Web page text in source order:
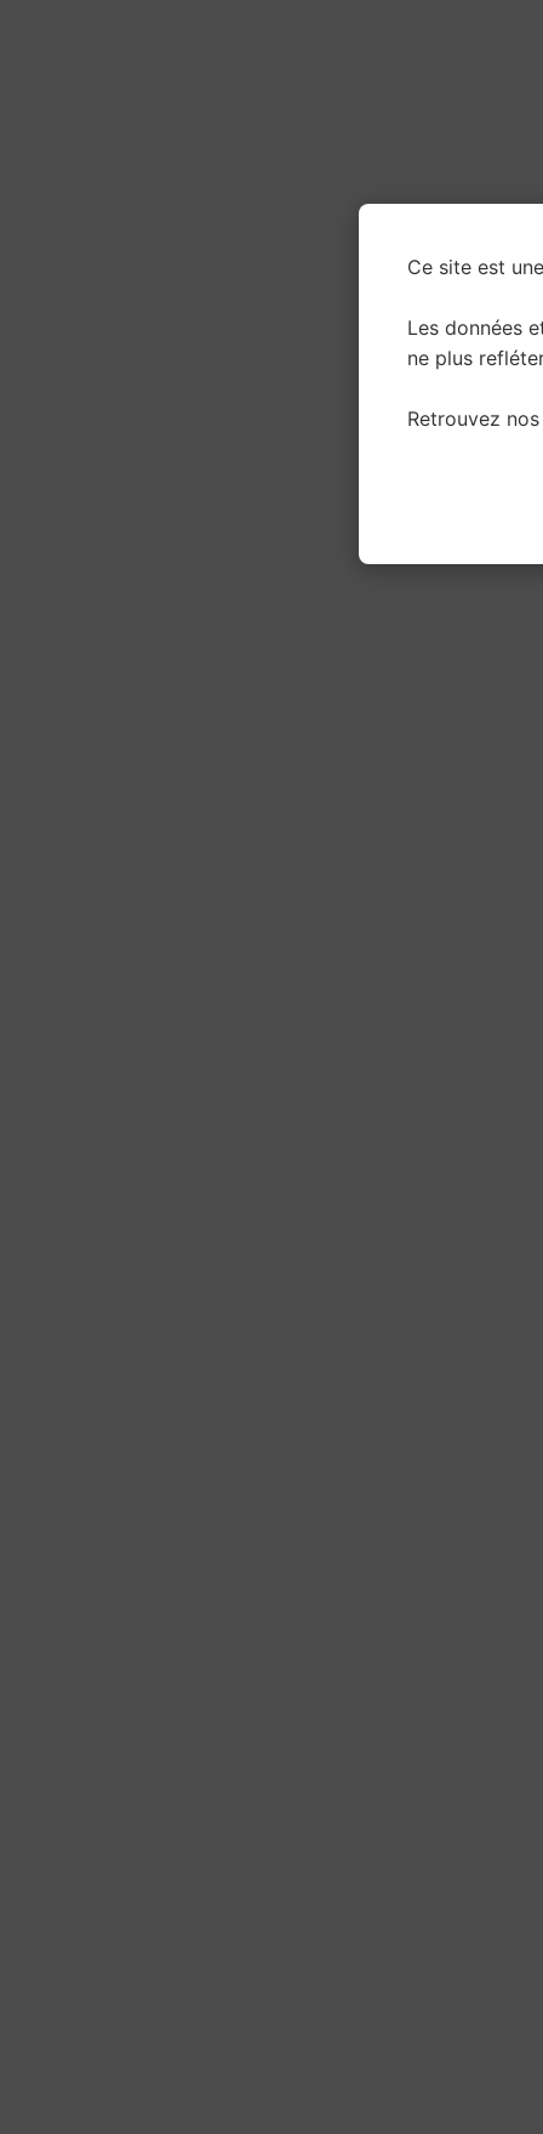
Ce site est
Les données
ne plus
Retrouvez